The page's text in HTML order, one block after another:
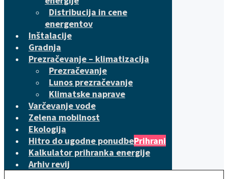
Distribucija in cene
energentov
Inštalacije
Gradnja
Prezračevanje – klimatizacija
Prezračevanje
Lunos prezračevanje
Klimatske naprave
Varčevanje vode
Zelena mobilnost
Ekologija
Hitro do ugodne ponudbePrihrani
Kalkulator prihranka energije
Arhiv revij